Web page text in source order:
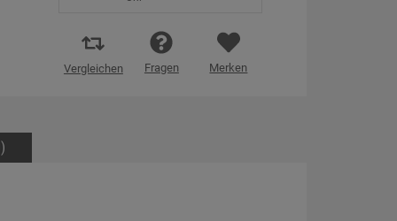
Vergleichen Fragen Merken